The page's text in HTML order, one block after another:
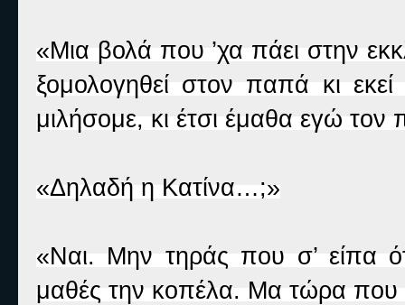
«Μια βολά που ’χα πάει στην
ξομολογηθεί στον παπά κι
μιλήσομε, κι έτσι έμαθα εγώ τον
«Δηλαδή η Κατίνα…;»
«Ναι. Μην τηράς που σ’ είπα
μαθές την κοπέλα. Μα τώρα που